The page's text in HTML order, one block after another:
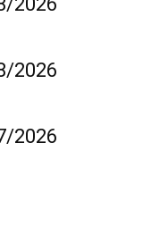
2026
2026